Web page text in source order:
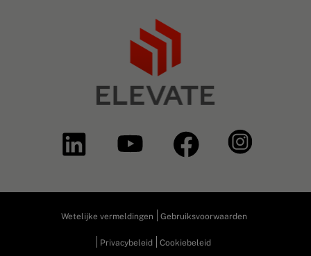
Wetelijke vermeldingen Gebruiksvoorwaarden
Privacybeleid Cookiebeleid